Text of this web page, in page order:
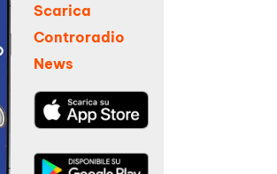
Scarica
Controradio
News